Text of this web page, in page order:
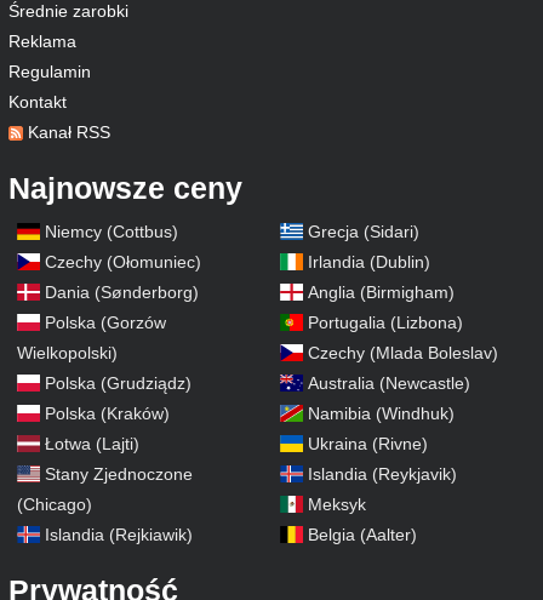
Średnie zarobki
Reklama
Regulamin
Kontakt
Kanał RSS
Najnowsze ceny
Niemcy (Cottbus)
Czechy (Ołomuniec)
Dania (Sønderborg)
Polska (Gorzów
Wielkopolski)
Polska (Grudziądz)
Polska (Kraków)
Łotwa (Lajti)
Stany Zjednoczone
(Chicago)
Islandia (Rejkiawik)
Grecja (Sidari)
Irlandia (Dublin)
Anglia (Birmigham)
Portugalia (Lizbona)
Czechy (Mlada Boleslav)
Australia (Newcastle)
Namibia (Windhuk)
Ukraina (Rivne)
Islandia (Reykjavik)
Meksyk
Belgia (Aalter)
Prywatność